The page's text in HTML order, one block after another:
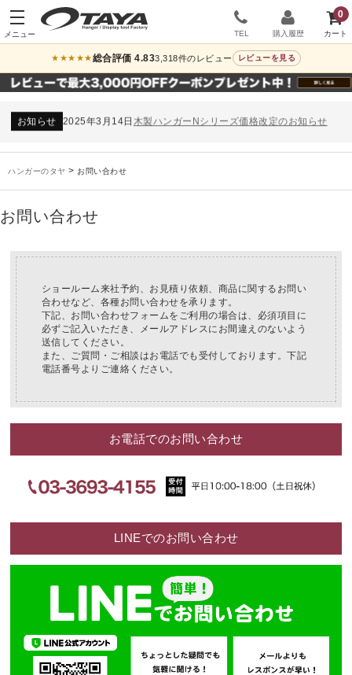
0
TEL 購入履歴
★★★★★総合評価 4.833,318件のレビュー レビューを見る
お知らせ 2024年12月12日年末年始休業のお知らせ
お知らせ 2026年3月7日
スチール製ハンガー、およびディスプレイスタンド価格改定のお知らせ
お知らせ
2025年3月14日 木製ハンガーNシリーズ価格改定のお知らせ
お知らせ
2025年3月14日
ハンガーのタヤ > お問い合わせ
お問い合わせ
ショールーム来社予約、お見積り依頼、商品に関するお問い
合わせなど、各種お問い合わせを承ります。
下記、お問い合わせフォームをご利用の場合は、必須項目に
必ずご記入いただき、メールアドレスにお間違えのないよう
送信してください。
また、ご質問・ご相談はお電話でも受付しております。下記
電話番号よりご連絡ください。
お電話でのお問い合わせ
LINEでのお問い合わせ